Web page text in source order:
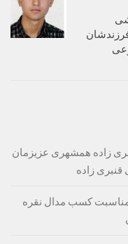
زاده همشهری عزیزمان
زاده
مناسبت کسب مدال نقره